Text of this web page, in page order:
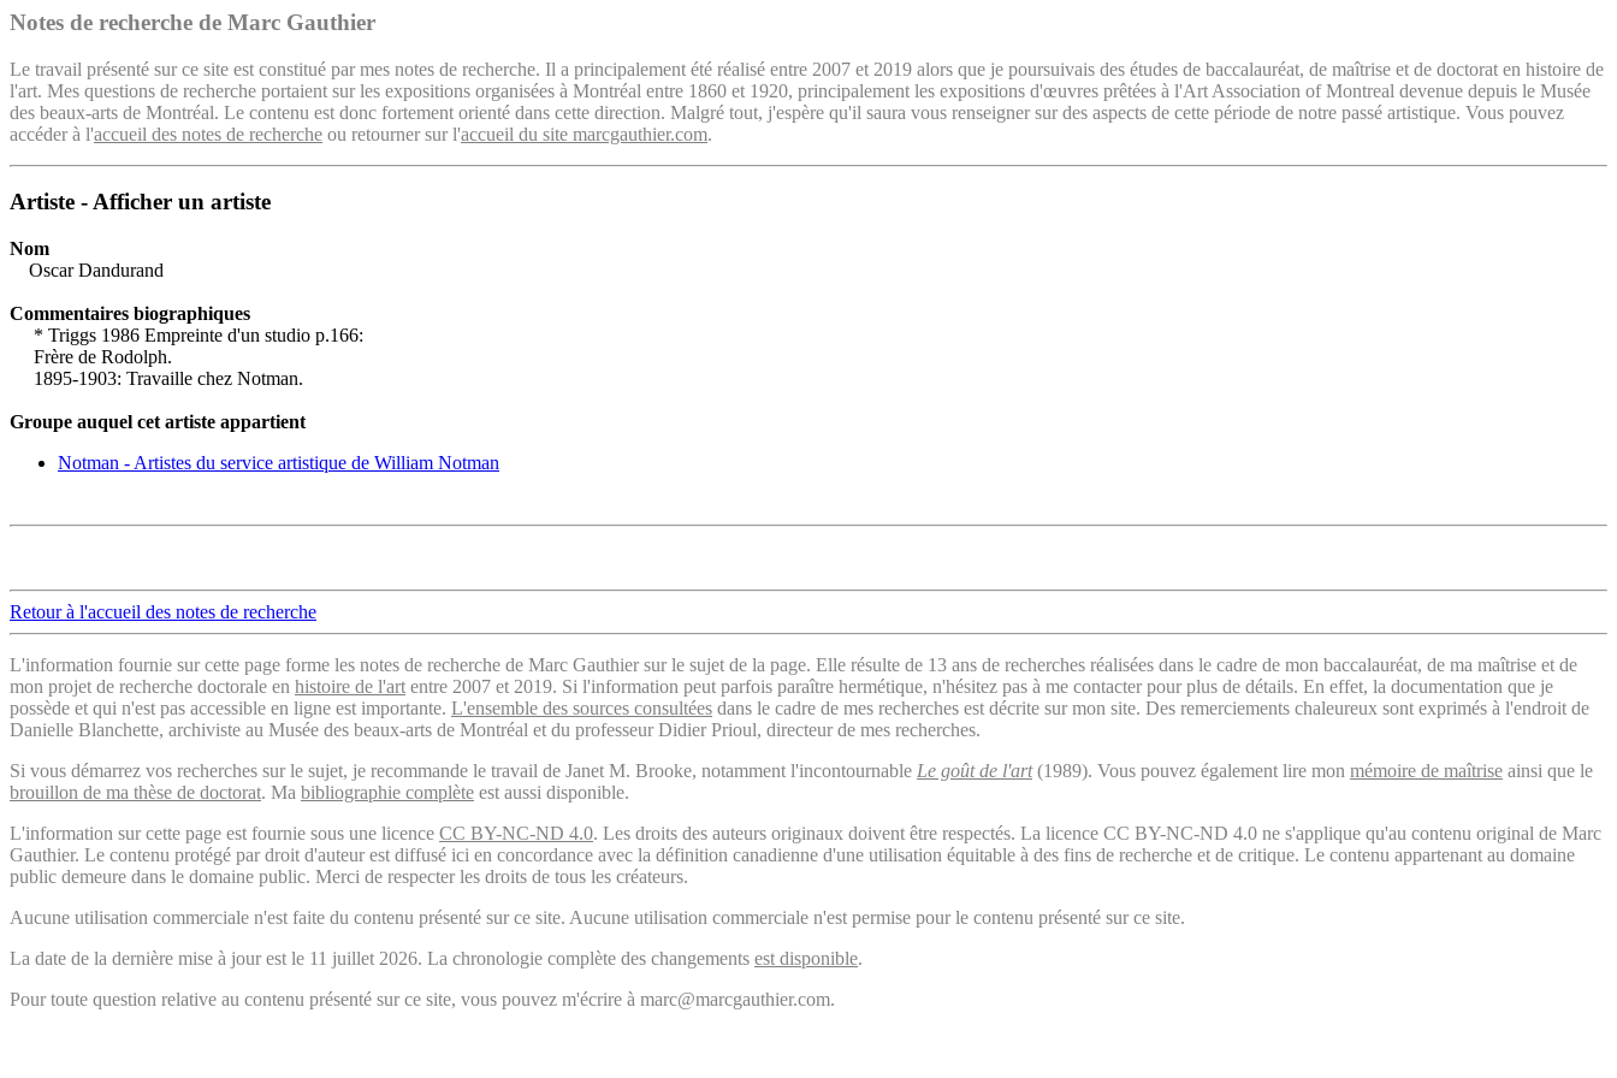
Notes de recherche de Marc Gauthier
Le travail présenté sur ce site est constitué par mes notes de recherche. Il a principalement été réalisé entre 2007 et 2019 alors que je poursuivais des études de baccalauréat, de maîtrise et de doctorat en histoire de
l'art. Mes questions de recherche portaient sur les expositions organisées à Montréal entre 1860 et 1920, principalement les expositions d'œuvres prêtées à l'Art Association of Montreal devenue depuis le Musée
des beaux-arts de Montréal. Le contenu est donc fortement orienté dans cette direction. Malgré tout, j'espère qu'il saura vous renseigner sur des aspects de cette période de notre passé artistique. Vous pouvez
accéder à l'accueil des notes de recherche ou retourner sur l'accueil du site marcgauthier.com.
Artiste - Afficher un artiste
Nom
Oscar Dandurand
Commentaires biographiques
* Triggs 1986 Empreinte d'un studio p.166:
Frère de Rodolph.
1895-1903: Travaille chez Notman.
Groupe auquel cet artiste appartient
Notman - Artistes du service artistique de William Notman
Retour à l'accueil des notes de recherche
L'information fournie sur cette page forme les notes de recherche de Marc Gauthier sur le sujet de la page. Elle résulte de 13 ans de recherches réalisées dans le cadre de mon baccalauréat, de ma maîtrise et de
mon projet de recherche doctorale en histoire de l'art entre 2007 et 2019. Si l'information peut parfois paraître hermétique, n'hésitez pas à me contacter pour plus de détails. En effet, la documentation que je
possède et qui n'est pas accessible en ligne est importante. L'ensemble des sources consultées dans le cadre de mes recherches est décrite sur mon site. Des remerciements chaleureux sont exprimés à l'endroit de
Danielle Blanchette, archiviste au Musée des beaux-arts de Montréal et du professeur Didier Prioul, directeur de mes recherches.
Si vous démarrez vos recherches sur le sujet, je recommande le travail de Janet M. Brooke, notamment l'incontournable Le goût de l'art(1989). Vous pouvez également lire mon mémoire de maîtrise ainsi que le
brouillon de ma thèse de doctorat. Ma bibliographie complète est aussi disponible.
L'information sur cette page est fournie sous une licence CC BY-NC-ND 4.0. Les droits des auteurs originaux doivent être respectés. La licence CC BY-NC-ND 4.0 ne s'applique qu'au contenu original de Marc
Gauthier. Le contenu protégé par droit d'auteur est diffusé ici en concordance avec la définition canadienne d'une utilisation équitable à des fins de recherche et de critique. Le contenu appartenant au domaine
public demeure dans le domaine public. Merci de respecter les droits de tous les créateurs.
Aucune utilisation commerciale n'est faite du contenu présenté sur ce site. Aucune utilisation commerciale n'est permise pour le contenu présenté sur ce site.
La date de la dernière mise à jour est le 11 juillet 2026. La chronologie complète des changements est disponible.
Pour toute question relative au contenu présenté sur ce site, vous pouvez m'écrire à marc@marcgauthier.com.